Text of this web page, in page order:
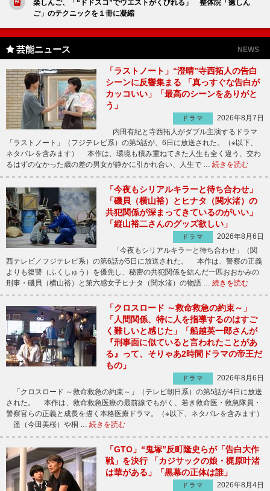
楽しんご、「“ドドスコ”でウエストがくびれる」 整体院「癒しん
ご」のテクニックを１冊に凝縮
芸能ニュース NEWS
「ラストノート」“澄晴”寺西拓人の告白
シーンに反響集まる 「真っすぐな告白が
カッコいい」「最高のシーンをありがと
う」
ドラマ
2026年8月7日
内田有紀と寺西拓人がダブル主演するドラマ
「ラストノート」（フジテレビ系）の第5話が、6日に放送された。（※以下、
ネタバレを含みます） 本作は、環境も積み重ねてきた人生も全く違う、交わ
るはずのなかった歳の差の男女が静かに引かれ合い、人生で … 続きを読む
「今夜もシリアルキラーと待ち合わせ」
「磯貝（横山裕）とヒナタ（関水渚）の
共犯関係が深まってきているのがいい」
「縦山裕二さんのグッズ欲しい」
ドラマ
2026年8月6日
「今夜もシリアルキラーと待ち合わせ」（関
西テレビ／フジテレビ系）の第6話が5日に放送された。 本作は、警察の正義
よりも復讐（ふくしゅう）を優先し、秘密の共犯関係を結んだ一匹おおかみの
刑事・磯貝（横山裕）と第六感女子ヒナタ（関水渚）の物語 … 続きを読む
「クロスロード ～救命救急の約束～」
「人間関係、特に人を指導するのはすご
く難しいと感じた」「船越英一郎さんが
『刑事面に似ていると言われたことがあ
る』って、そりゃあ2時間ドラマの帝王だ
もの」
ドラマ
2026年8月6日
「クロスロード ～救命救急の約束～」（テレビ朝日系）の第5話が4日に放送
された。 本作は、救命救急医療の最前線でもがく、若き救命医・救急隊員・
警察官らの正義と成長を描く本格医療ドラマ。（※以下、ネタバレを含みます）
遥（今田美桜）や桐 … 続きを読む
「GTO」“鬼塚”反町隆史らが「告白大作
戦」を決行 「カジサックの娘・梶原叶渚
は華がある」「黒幕の正体は誰」
ドラマ
2026年8月4日